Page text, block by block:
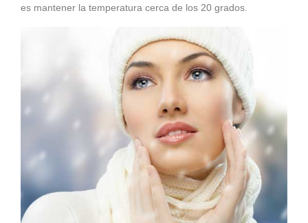
es mantener la temperatura cerca de los 20 grados.